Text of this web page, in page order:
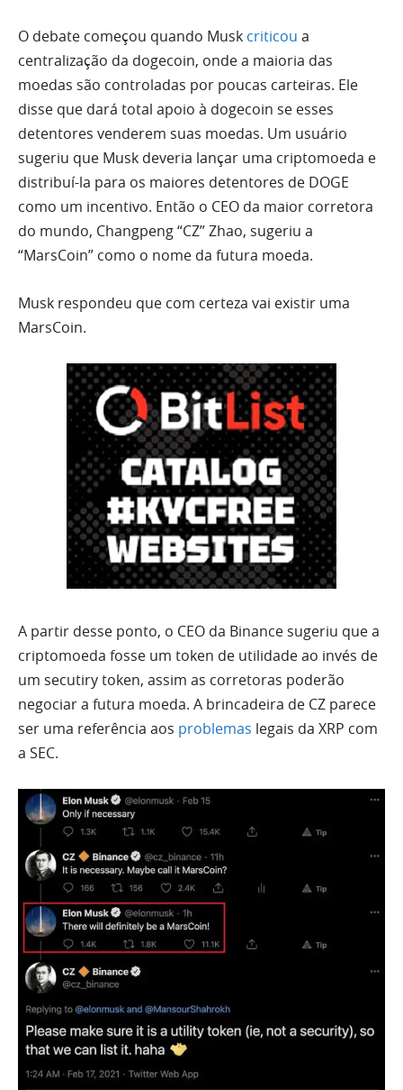
O debate começou quando Musk criticou a
centralização da dogecoin, onde a maioria das
moedas são controladas por poucas carteiras. Ele
disse que dará total apoio à dogecoin se esses
detentores venderem suas moedas. Um usuário
sugeriu que Musk deveria lançar uma criptomoeda e
distribuí-la para os maiores detentores de DOGE
como um incentivo. Então o CEO da maior corretora
do mundo, Changpeng “CZ” Zhao, sugeriu a
“MarsCoin” como o nome da futura moeda.
Musk respondeu que com certeza vai existir uma
MarsCoin.
A partir desse ponto, o CEO da Binance sugeriu que a
criptomoeda fosse um token de utilidade ao invés de
um secutiry token, assim as corretoras poderão
negociar a futura moeda. A brincadeira de CZ parece
ser uma referência aos problemas legais da XRP com
a SEC.